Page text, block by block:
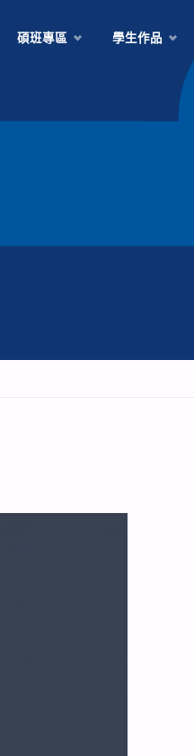
碩班專區 學生作品